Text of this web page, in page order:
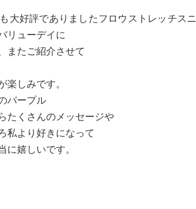
大好評でありましたフロウストレッチスニ
リューデイに
またご紹介させて
楽しみです。
パープル
たくさんのメッセージや
私より好きになって
に嬉しいです。